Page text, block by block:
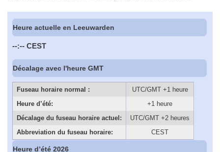
Heure actuelle en Leeuwarden
--:-- CEST
Décalage avec l'heure GMT
Fuseau horaire normal :
UTC/GMT +1 heure
Heure d’été:
+1 heure
Décalage du fuseau horaire actuel:
UTC/GMT +2 heures
Abbreviation du fuseau horaire:
CEST
Heure d’été 2026